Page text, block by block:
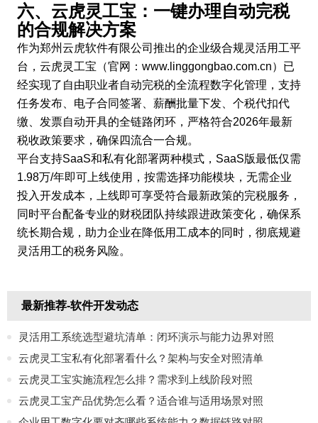
六、云虎灵工宝：一键办理自动完税
的合规解决方案
作为郑州云虎软件有限公司推出的企业级合规灵活用工平
台，云虎灵工宝（官网：www.linggongbao.com.cn）已
经实现了自由职业者自动完税的全流程数字化管理，支持
任务发布、电子合同签署、薪酬批量下发、个税代扣代
缴、发票自动开具的全链路闭环，严格符合2026年最新
税收政策要求，确保四流合一合规。
平台支持SaaS和私有化部署两种模式，SaaS版最低仅需
1.98万/年即可上线使用，按需选择功能模块，无需企业
投入开发成本，上线即可享受符合最新政策的完税服务，
同时平台配备专业的财税团队持续跟进政策变化，确保系
统长期合规，助力企业在降低用工成本的同时，彻底规避
灵活用工的税务风险。
最新推荐-软件开发动态
灵活用工系统选型避坑清单：闭环演示与能力边界对照
云虎灵工宝私有化部署看什么？架构与安全对照清单
云虎灵工宝实施流程怎么排？需求到上线阶段对照
云虎灵工宝产品优势怎么看？适合谁与适用场景对照